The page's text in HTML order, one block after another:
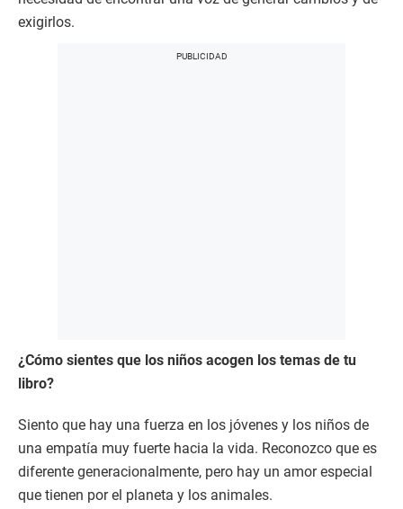
exigirlos.
¿Cómo sientes que los niños acogen los temas de tu
libro?
Siento que hay una fuerza en los jóvenes y los niños de
una empatía muy fuerte hacia la vida. Reconozco que es
diferente generacionalmente, pero hay un amor especial
que tienen por el planeta y los animales.